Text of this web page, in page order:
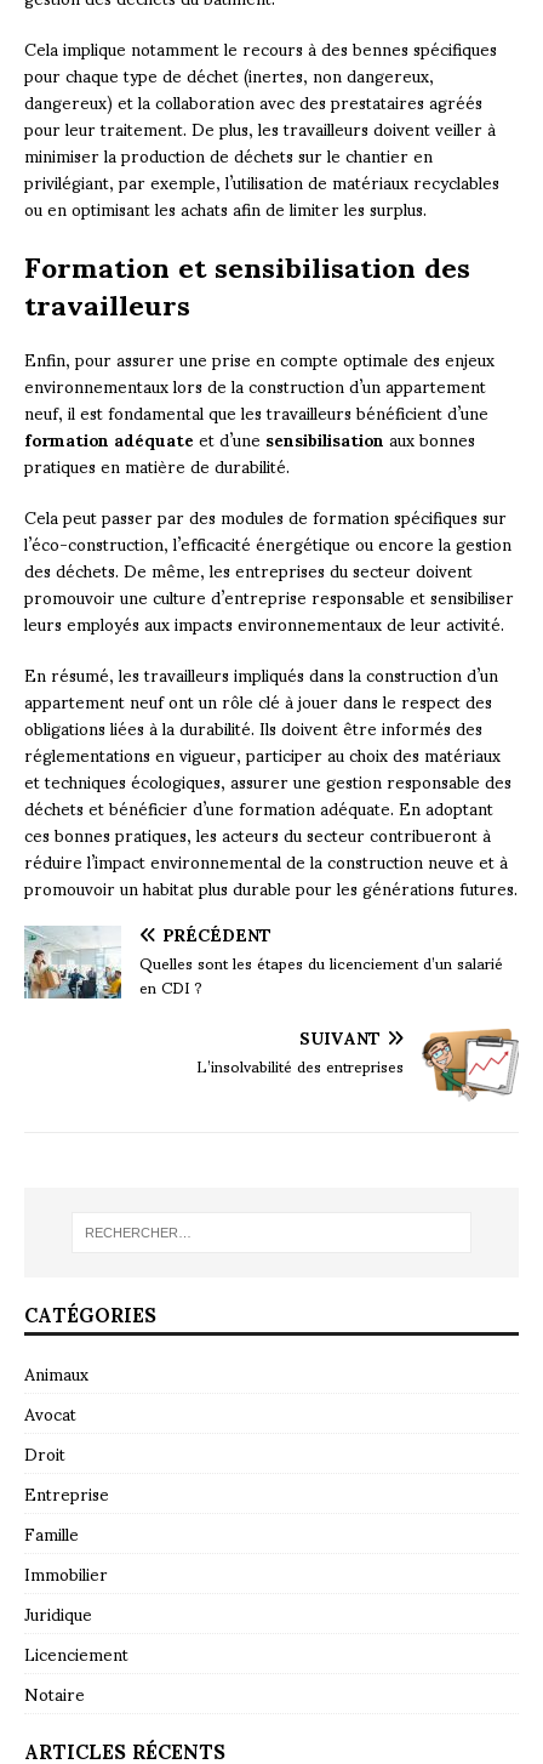
Cela implique notamment le recours à des bennes spécifiques
pour chaque type de déchet (inertes, non dangereux,
dangereux) et la collaboration avec des prestataires agréés
pour leur traitement. De plus, les travailleurs doivent veiller à
minimiser la production de déchets sur le chantier en
privilégiant, par exemple, l’utilisation de matériaux recyclables
ou en optimisant les achats afin de limiter les surplus.
Formation et sensibilisation des
travailleurs
Enfin, pour assurer une prise en compte optimale des enjeux
environnementaux lors de la construction d’un appartement
neuf, il est fondamental que les travailleurs bénéficient d’une
formation adéquateet d’unesensibilisationaux bonnes
pratiques en matière de durabilité.
Cela peut passer par des modules de formation spécifiques sur
l’éco-construction, l’efficacité énergétique ou encore la gestion
des déchets. De même, les entreprises du secteur doivent
promouvoir une culture d’entreprise responsable et sensibiliser
leurs employés aux impacts environnementaux de leur activité.
En résumé, les travailleurs impliqués dans la construction d’un
appartement neuf ont un rôle clé à jouer dans le respect des
obligations liées à la durabilité. Ils doivent être informés des
réglementations en vigueur, participer au choix des matériaux
et techniques écologiques, assurer une gestion responsable des
déchets et bénéficier d’une formation adéquate. En adoptant
ces bonnes pratiques, les acteurs du secteur contribueront à
réduire l’impact environnemental de la construction neuve et à
promouvoir un habitat plus durable pour les générations futures.
PRÉCÉDENT
Quelles sont les étapes du licenciement d’un salarié
en CDI ?
SUIVANT
L’insolvabilité des entreprises
CATÉGORIES
Animaux
Avocat
Droit
Entreprise
Famille
Immobilier
Juridique
Licenciement
Notaire
ARTICLES RÉCENTS